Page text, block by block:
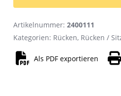
Artikelnummer: 2400111
Kategorien: Rücken, Rücken /
Als PDF exportieren